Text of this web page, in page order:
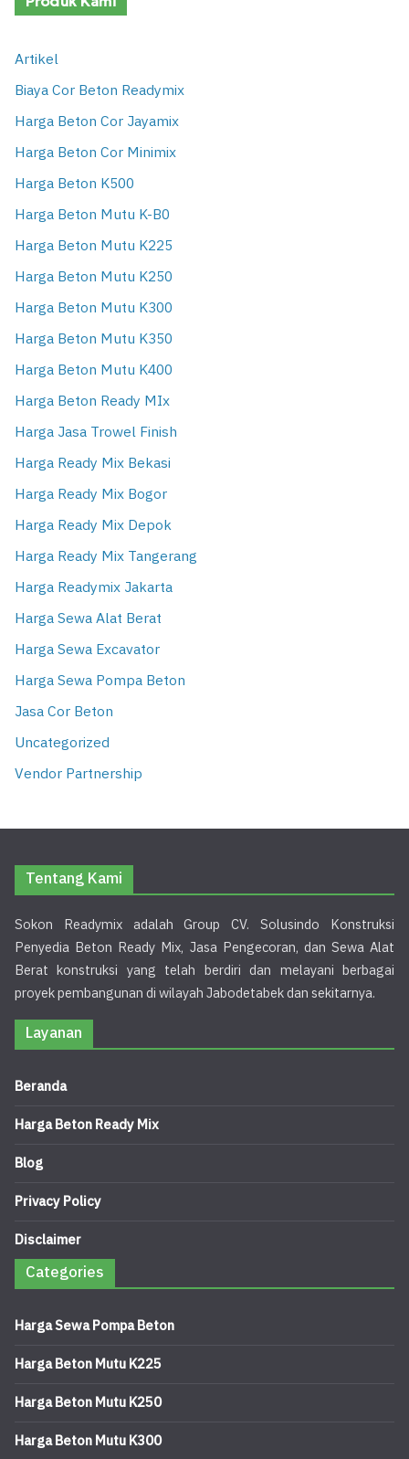
Artikel
Biaya Cor Beton Readymix
Harga Beton Cor Jayamix
Harga Beton Cor Minimix
Harga Beton K500
Harga Beton Mutu K-B0
Harga Beton Mutu K225
Harga Beton Mutu K250
Harga Beton Mutu K300
Harga Beton Mutu K350
Harga Beton Mutu K400
Harga Beton Ready MIx
Harga Jasa Trowel Finish
Harga Ready Mix Bekasi
Harga Ready Mix Bogor
Harga Ready Mix Depok
Harga Ready Mix Tangerang
Harga Readymix Jakarta
Harga Sewa Alat Berat
Harga Sewa Excavator
Harga Sewa Pompa Beton
Jasa Cor Beton
Uncategorized
Vendor Partnership
Tentang Kami
Sokon Readymix adalah Group CV. Solusindo Konstruksi
Penyedia Beton Ready Mix, Jasa Pengecoran, dan Sewa Alat
Berat konstruksi yang telah berdiri dan melayani berbagai
proyek pembangunan di wilayah Jabodetabek dan sekitarnya.
Layanan
Beranda
Harga Beton Ready Mix
Blog
Privacy Policy
Disclaimer
Categories
Harga Sewa Pompa Beton
Harga Beton Mutu K225
Harga Beton Mutu K250
Harga Beton Mutu K300